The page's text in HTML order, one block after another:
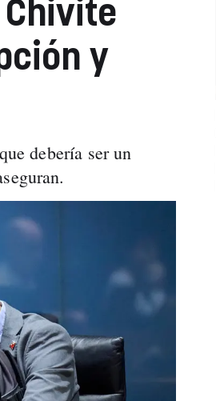
y
debería ser un